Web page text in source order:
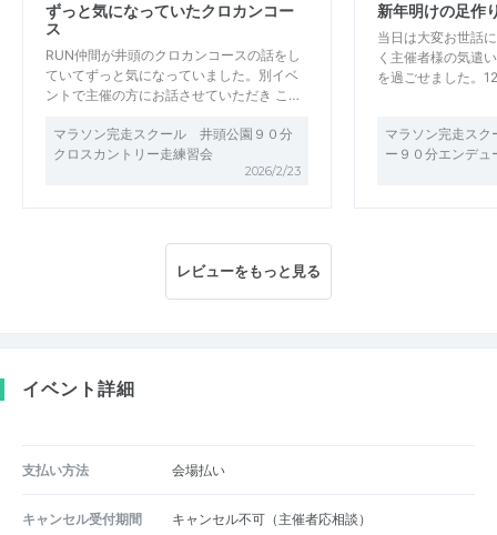
ずっと気になっていたクロカンコー
ス
RUN仲間が井頭のクロカンコースの話をし
ていてずっと気になっていました。別イベ
ントで主催の方にお話させていただき こ…
マラソン完走スクール 井頭公園９０分
クロスカントリー走練習会
2026/2/23
新年明けの足作
当日は大変お世話
く主催者様の気遣
を過ごせました。
マラソン完走ス
ー９０分エンデ
レビューをもっと見る
イベント詳細
支払い方法 会場払い
キャンセル受付期間 キャンセル不可（主催者応相談）